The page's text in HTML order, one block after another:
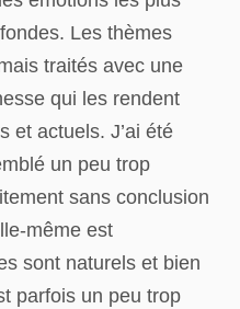
Les thèmes
traités avec une
qui les rendent
et actuels. J’ai été
un peu trop
sans conclusion
même est
sont naturels et bien
parfois un peu trop